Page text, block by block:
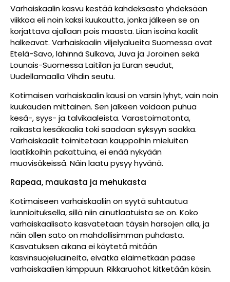
Varhaiskaalin kasvu kestää kahdeksasta yhdeksään
viikkoa eli noin kaksi kuukautta, jonka jälkeen se on
korjattava ajallaan pois maasta. Liian isoina kaalit
halkeavat. Varhaiskaalin viljelyalueita Suomessa ovat
Etelä-Savo, lähinnä Sulkava, Juva ja Joroinen sekä
Lounais-Suomessa Laitilan ja Euran seudut,
Uudellamaalla Vihdin seutu.
Kotimaisen varhaiskaalin kausi on varsin lyhyt, vain noin
kuukauden mittainen. Sen jälkeen voidaan puhua
kesä-, syys- ja talvikaaleista. Varastoimatonta,
raikasta kesäkaalia toki saadaan syksyyn saakka.
Varhaiskaalit toimitetaan kauppoihin mieluiten
laatikkoihin pakattuina, ei enää nykyään
muovisäkeissä. Näin laatu pysyy hyvänä.
Rapeaa, maukasta ja mehukasta
Kotimaiseen varhaiskaaliin on syytä suhtautua
kunnioituksella, sillä niin ainutlaatuista se on. Koko
varhaiskaalisato kasvatetaan täysin harsojen alla, ja
näin ollen sato on mahdollisimman puhdasta.
Kasvatuksen aikana ei käytetä mitään
kasvinsuojeluaineita, eivätkä eläimetkään pääse
varhaiskaalien kimppuun. Rikkaruohot kitketään käsin.